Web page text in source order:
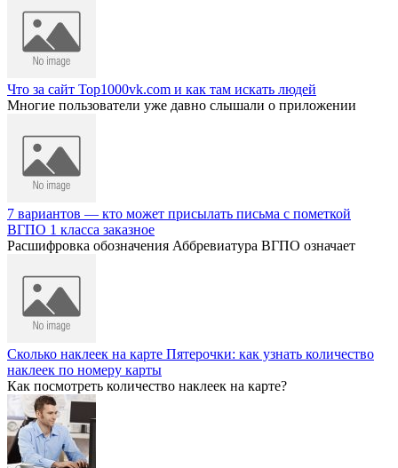
Что за сайт Top1000vk.com и как там искать людей
Многие пользователи уже давно слышали о приложении
7 вариантов — кто может присылать письма с пометкой
ВГПО 1 класса заказное
Расшифровка обозначения Аббревиатура ВГПО означает
Сколько наклеек на карте Пятерочки: как узнать количество
наклеек по номеру карты
Как посмотреть количество наклеек на карте?